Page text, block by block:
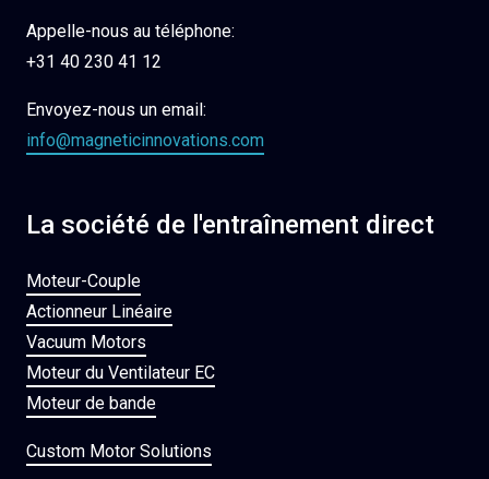
Appelle-nous au téléphone:
+31 40 230 41 12
Envoyez-nous un email:
info@magneticinnovations.com
La société de l'entraînement direct
Moteur-Couple
Actionneur Linéaire
Vacuum Motors
Moteur du Ventilateur EC
Moteur de bande
Custom Motor Solutions